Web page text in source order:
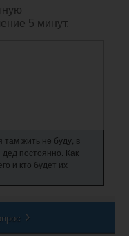
5 минут.
жить не буду, в
постоянно. Как
и кто будет их